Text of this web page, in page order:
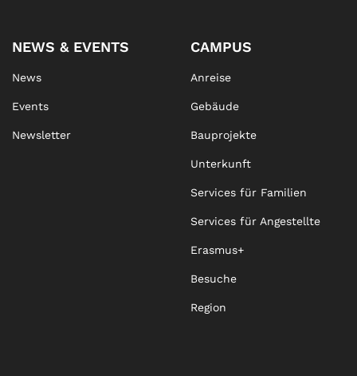
NEWS & EVENTS
News
Events
Newsletter
CAMPUS
Anreise
Gebäude
Bauprojekte
Unterkunft
Services für Familien
Services für Angestellte
Erasmus+
Besuche
Region